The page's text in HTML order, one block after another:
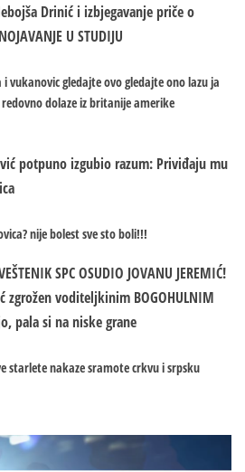
Drinić i izbjegavanje priče o
U STUDIJU
i vukanovic gledajte ovo gledajte ono lazu ja
dolaze iz britanije amerike
potpuno izgubio razum: Priviđaju mu
nije bolest sve sto boli!!!
SPC OSUDIO JOVANU JEREMIĆ!
zgrožen voditeljkinim BOGOHULNIM
pala si na niske grane
starlete nakaze sramote crkvu i srpsku